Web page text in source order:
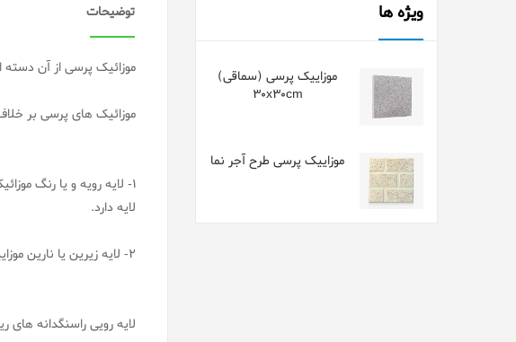
ویژه ها
موزاییک پرسی (سماقی)
30x30cm
موزاییک پرسی طرح آجر نما
توضیحات
موزائیک پرسی از آن
موزائیک های پرسی بر
1- لایه رویه و یا رنگ
لایه دارد.
2- لایه زیرین یا نارین موزاییک :این لایه از شن ، ماسه و سیمان تشکیل گردیده است .
لایه رویی راسنگدانه